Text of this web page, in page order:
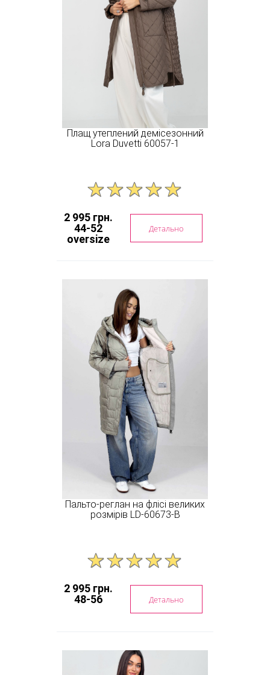
Плащ утеплений демісезонний
Lora Duvetti 60057-1
2 995 грн.
44-52
oversize
Детально
Пальто-реглан на флісі великих
розмірів LD-60673-В
2 995 грн.
48-56
Детально